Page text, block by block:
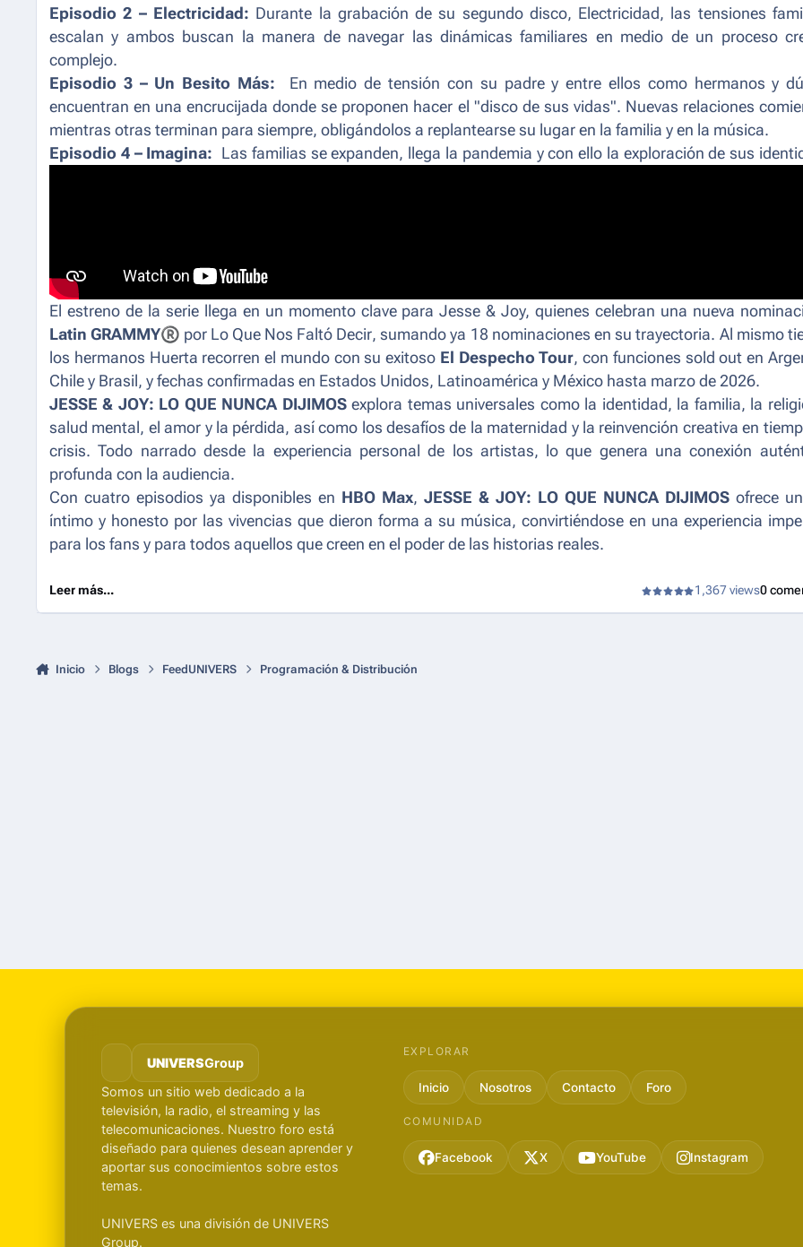
Episodio 2 – Electricidad: Durante la grabación de su segundo disco, Electricidad, las tensiones
escalan y ambos buscan la manera de navegar las dinámicas familiares en medio de un proceso
complejo.
Episodio 3 – Un Besito Más: En medio de tensión con su padre y entre ellos como hermanos y
encuentran en una encrucijada donde se proponen hacer el "disco de sus vidas". Nuevas relaciones
mientras otras terminan para siempre, obligándolos a replantearse su lugar en la familia y en la música.
Episodio 4 – Imagina: Las familias se expanden, llega la pandemia y con ello la exploración de sus
El estreno de la serie llega en un momento clave para Jesse & Joy, quienes celebran una nueva
Latin GRAMMY® por Lo Que Nos Faltó Decir, sumando ya 18 nominaciones en su trayectoria. Al mismo
los hermanos Huerta recorren el mundo con su exitoso El Despecho Tour, con funciones sold out en
Chile y Brasil, y fechas confirmadas en Estados Unidos, Latinoamérica y México hasta marzo de 2026.
JESSE & JOY: LO QUE NUNCA DIJIMOS explora temas universales como la identidad, la familia, la
salud mental, el amor y la pérdida, así como los desafíos de la maternidad y la reinvención creativa en
crisis. Todo narrado desde la experiencia personal de los artistas, lo que genera una conexión
profunda con la audiencia.
Con cuatro episodios ya disponibles en HBO Max, JESSE & JOY: LO QUE NUNCA DIJIMOS ofrece
íntimo y honesto por las vivencias que dieron forma a su música, convirtiéndose en una experiencia
para los fans y para todos aquellos que creen en el poder de las historias reales.
Leer más... 1,367 views0
Inicio Blogs FeedUNIVERS Programación & Distribución
UNIVERSGroup
Somos un sitio web dedicado a la
televisión, la radio, el streaming y las
telecomunicaciones. Nuestro foro está
diseñado para quienes desean aprender y
aportar sus conocimientos sobre estos
temas.
UNIVERS es una división de UNIVERS
Group.
EXPLORAR
Inicio Nosotros Contacto Foro
COMUNIDAD
Facebook X YouTube Instagram